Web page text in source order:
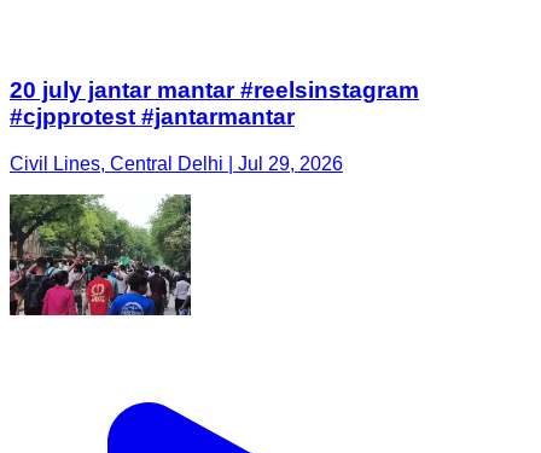
20 july jantar mantar #reelsinstagram
#cjpprotest #jantarmantar
Civil Lines, Central Delhi | Jul 29, 2026